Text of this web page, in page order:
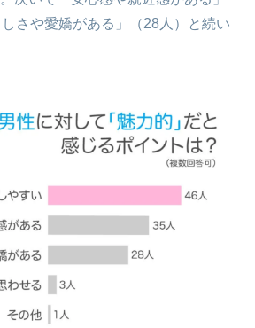
しさや愛嬌がある」（28人）と続い